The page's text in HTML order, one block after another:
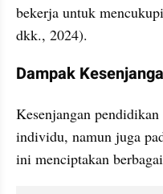
bekerja untuk
dkk., 2024).
Dampak
Kesenjangan
individu, namun juga
ini menciptakan